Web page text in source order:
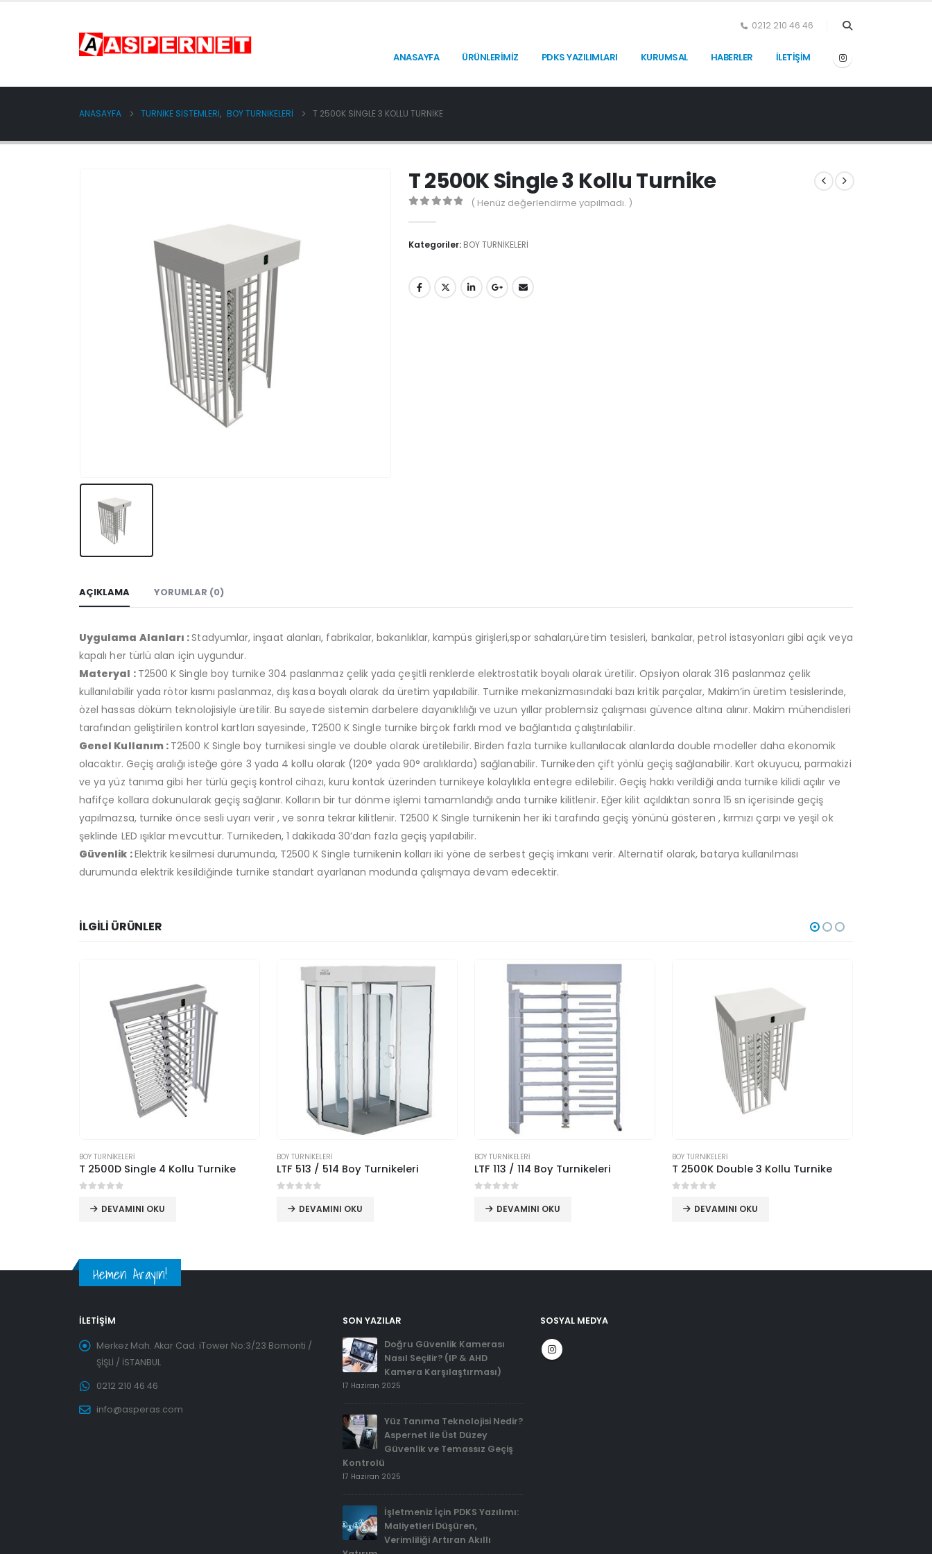
0212 210 46 46
ANASAYFA ÜRÜNLERİMİZ PDKS YAZILIMLARI KURUMSAL HABERLER İLETİŞİM
ANASAYFA TURNİKE SİSTEMLERİ, BOY TURNİKELERİ T 2500K SINGLE 3 KOLLU TURNIKE
T 2500K Single 3 Kollu Turnike
( Henüz değerlendirme yapılmadı. )
Kategoriler: BOY TURNİKELERİ
AÇIKLAMA YORUMLAR (0)
Uygulama Alanları :Stadyumlar, inşaat alanları, fabrikalar, bakanlıklar, kampüs girişleri,spor sahaları,üretim tesisleri, bankalar, petrol istasyonları gibi açık veya
kapalı her türlü alan için uygundur.
Materyal : T2500 K Single boy turnike 304 paslanmaz çelik yada çeşitli renklerde elektrostatik boyalı olarak üretilir. Opsiyon olarak 316 paslanmaz çelik
kullanılabilir yada rötor kısmı paslanmaz, dış kasa boyalı olarak da üretim yapılabilir. Turnike mekanizmasındaki bazı kritik parçalar, Makim’in üretim tesislerinde,
özel hassas döküm teknolojisiyle üretilir. Bu sayede sistemin darbelere dayanıklılığı ve uzun yıllar problemsiz çalışması güvence altına alınır. Makim mühendisleri
tarafından geliştirilen kontrol kartları sayesinde, T2500 K Single turnike birçok farklı mod ve bağlantıda çalıştırılabilir.
Genel Kullanım : T2500 K Single boy turnikesi single ve double olarak üretilebilir. Birden fazla turnike kullanılacak alanlarda double modeller daha ekonomik
olacaktır. Geçiş aralığı isteğe göre 3 yada 4 kollu olarak (120° yada 90° aralıklarda) sağlanabilir. Turnikeden çift yönlü geçiş sağlanabilir. Kart okuyucu, parmakizi
ve ya yüz tanıma gibi her türlü geçiş kontrol cihazı, kuru kontak üzerinden turnikeye kolaylıkla entegre edilebilir. Geçiş hakkı verildiği anda turnike kilidi açılır ve
hafifçe kollara dokunularak geçiş sağlanır. Kolların bir tur dönme işlemi tamamlandığı anda turnike kilitlenir. Eğer kilit açıldıktan sonra 15 sn içerisinde geçiş
yapılmazsa, turnike önce sesli uyarı verir , ve sonra tekrar kilitlenir. T2500 K Single turnikenin her iki tarafında geçiş yönünü gösteren , kırmızı çarpı ve yeşil ok
şeklinde LED ışıklar mevcuttur. Turnikeden, 1 dakikada 30’dan fazla geçiş yapılabilir.
Güvenlik :Elektrik kesilmesi durumunda, T2500 K Single turnikenin kolları iki yöne de serbest geçiş imkanı verir. Alternatif olarak, batarya kullanılması
durumunda elektrik kesildiğinde turnike standart ayarlanan modunda çalışmaya devam edecektir.
İLGILI ÜRÜNLER
BOY TURNİKELERİ
T 2500D Single 4 Kollu Turnike
DEVAMINI OKU
BOY TURNİKELERİ
LTF 513 / 514 Boy Turnikeleri
DEVAMINI OKU
BOY TURNİKELERİ
LTF 113 / 114 Boy Turnikeleri
DEVAMINI OKU
BOY TURNİKELERİ
T 2500K Double 3 Kollu Turnike
DEVAMINI OKU
Hemen Arayın!
İLETIŞIM
Merkez Mah. Akar Cad. iTower No:3/23 Bomonti /
ŞİŞLİ / İSTANBUL
0212 210 46 46
info@asperas.com
SON YAZILAR
Doğru Güvenlik Kamerası
Nasıl Seçilir? (IP & AHD
Kamera Karşılaştırması)
17 Haziran 2025
Yüz Tanıma Teknolojisi Nedir?
Aspernet ile Üst Düzey
Güvenlik ve Temassız Geçiş
Kontrolü
17 Haziran 2025
İşletmeniz İçin PDKS Yazılımı:
Maliyetleri Düşüren,
Verimliliği Artıran Akıllı
SOSYAL MEDYA